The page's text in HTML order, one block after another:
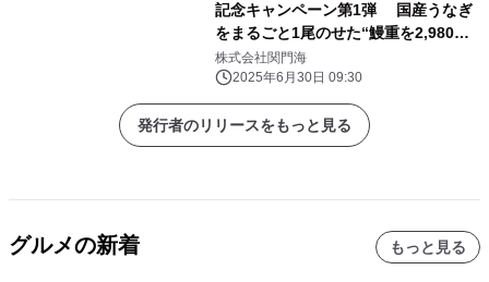
記念キャンペーン第1弾 国産うなぎ
をまるごと1尾のせた“鰻重を2,980
円”で提供！ 7月1日より開催
株式会社関門海
2025年6月30日 09:30
発行者のリリースをもっと見る
グルメの新着 もっと見る